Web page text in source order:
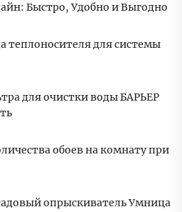
Быстро, Удобно и Выгодно
теплоносителя для системы
для очистки воды БАРЬЕР
обоев на комнату при
опрыскиватель Умница